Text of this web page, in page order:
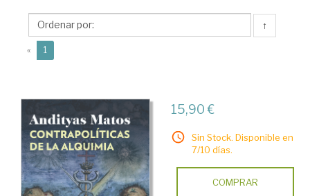
Moura
Costa
Matos,
↑
« 1
15,90 €
Sin Stock. Disponible en
7/10 días.
COMPRAR